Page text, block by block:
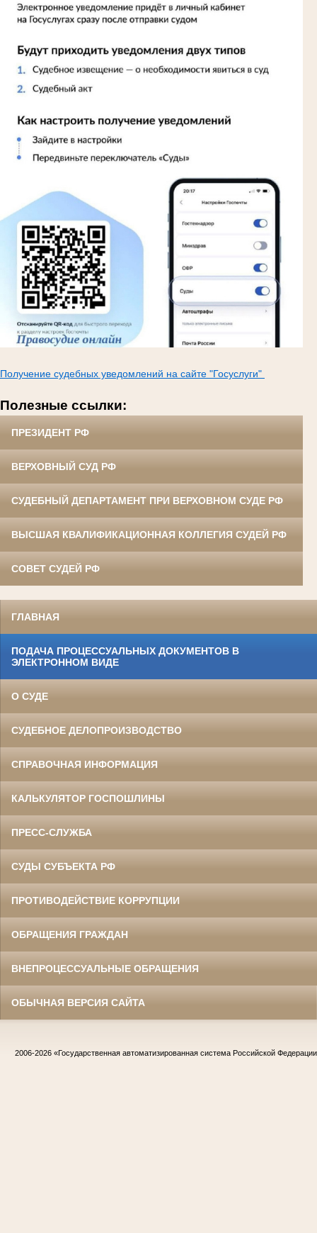
Получение судебных уведомлений на сайте "Госуслуги"
Полезные ссылки:
ПРЕЗИДЕНТ РФ
ВЕРХОВНЫЙ СУД РФ
СУДЕБНЫЙ ДЕПАРТАМЕНТ ПРИ ВЕРХОВНОМ СУДЕ РФ
ВЫСШАЯ КВАЛИФИКАЦИОННАЯ КОЛЛЕГИЯ СУДЕЙ РФ
СОВЕТ СУДЕЙ РФ
ГЛАВНАЯ
ПОДАЧА ПРОЦЕССУАЛЬНЫХ ДОКУМЕНТОВ В
ЭЛЕКТРОННОМ ВИДЕ
О СУДЕ
СУДЕБНОЕ ДЕЛОПРОИЗВОДСТВО
СПРАВОЧНАЯ ИНФОРМАЦИЯ
КАЛЬКУЛЯТОР ГОСПОШЛИНЫ
ПРЕСС-СЛУЖБА
СУДЫ СУБЪЕКТА РФ
ПРОТИВОДЕЙСТВИЕ КОРРУПЦИИ
ОБРАЩЕНИЯ ГРАЖДАН
ВНЕПРОЦЕССУАЛЬНЫЕ ОБРАЩЕНИЯ
ОБЫЧНАЯ ВЕРСИЯ САЙТА
2006-2026 «Государственная автоматизированная система Российской